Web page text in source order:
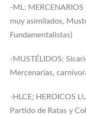
-ML:
muy asimilados,
Fundamentalistas)
-MUSTÉLIDOS:
Mercenarias,
-HLCE; HEROICOS
Partido de Ratas y